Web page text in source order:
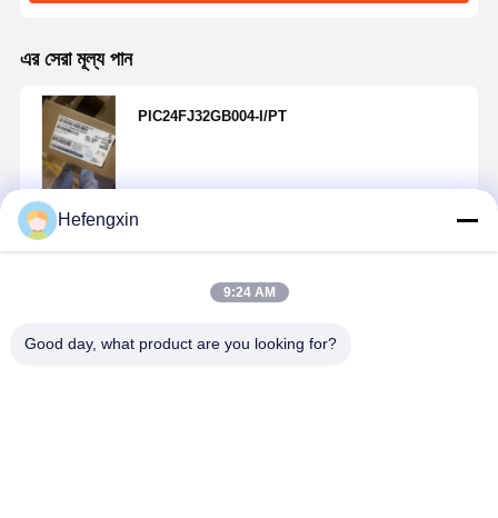
এর সেরা মূল্য পান
PIC24FJ32GB004-I/PT
Hefengxin
9:24 AM
Good day, what product are you looking for?